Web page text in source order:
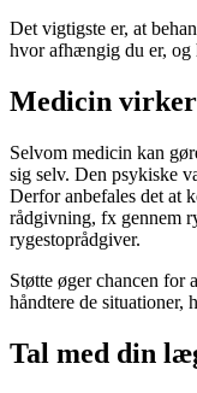
Det vigtigste er, at
hvor afhængig du er,
Medicin virker
Selvom medicin kan
sig selv. Den psykiske
Derfor anbefales det at
rådgivning, fx gennem
rygestoprådgiver.
Støtte øger chancen for
håndtere de situationer,
Tal med din